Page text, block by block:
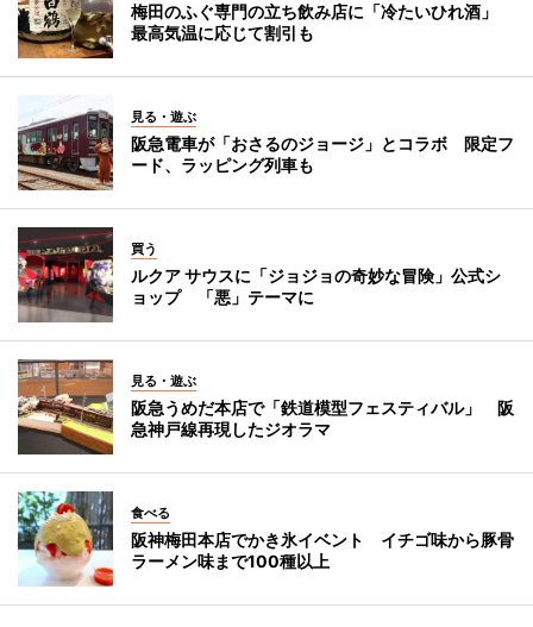
梅田のふぐ専門の立ち飲み店に「冷たいひれ酒」
最高気温に応じて割引も
見る・遊ぶ
阪急電車が「おさるのジョージ」とコラボ 限定フ
ード、ラッピング列車も
買う
ルクア サウスに「ジョジョの奇妙な冒険」公式シ
ョップ 「悪」テーマに
見る・遊ぶ
阪急うめだ本店で「鉄道模型フェスティバル」 阪
急神戸線再現したジオラマ
食べる
阪神梅田本店でかき氷イベント イチゴ味から豚骨
ラーメン味まで100種以上